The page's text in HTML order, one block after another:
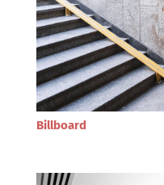
Billboard